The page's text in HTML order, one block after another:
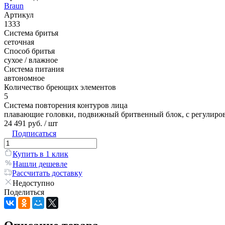
Braun
Артикул
1333
Система бритья
сеточная
Способ бритья
сухое / влажное
Система питания
автономное
Количество бреющих элементов
5
Система повторения контуров лица
плавающие головки, подвижный бритвенный блок, с
24 491 руб. / шт
Подписаться
Купить в 1 клик
Нашли дешевле
Рассчитать доставку
Недоступно
Поделиться